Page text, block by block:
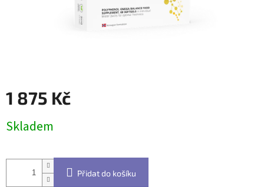
1 875 Kč
cena:
Skladem
Přidat do košíku